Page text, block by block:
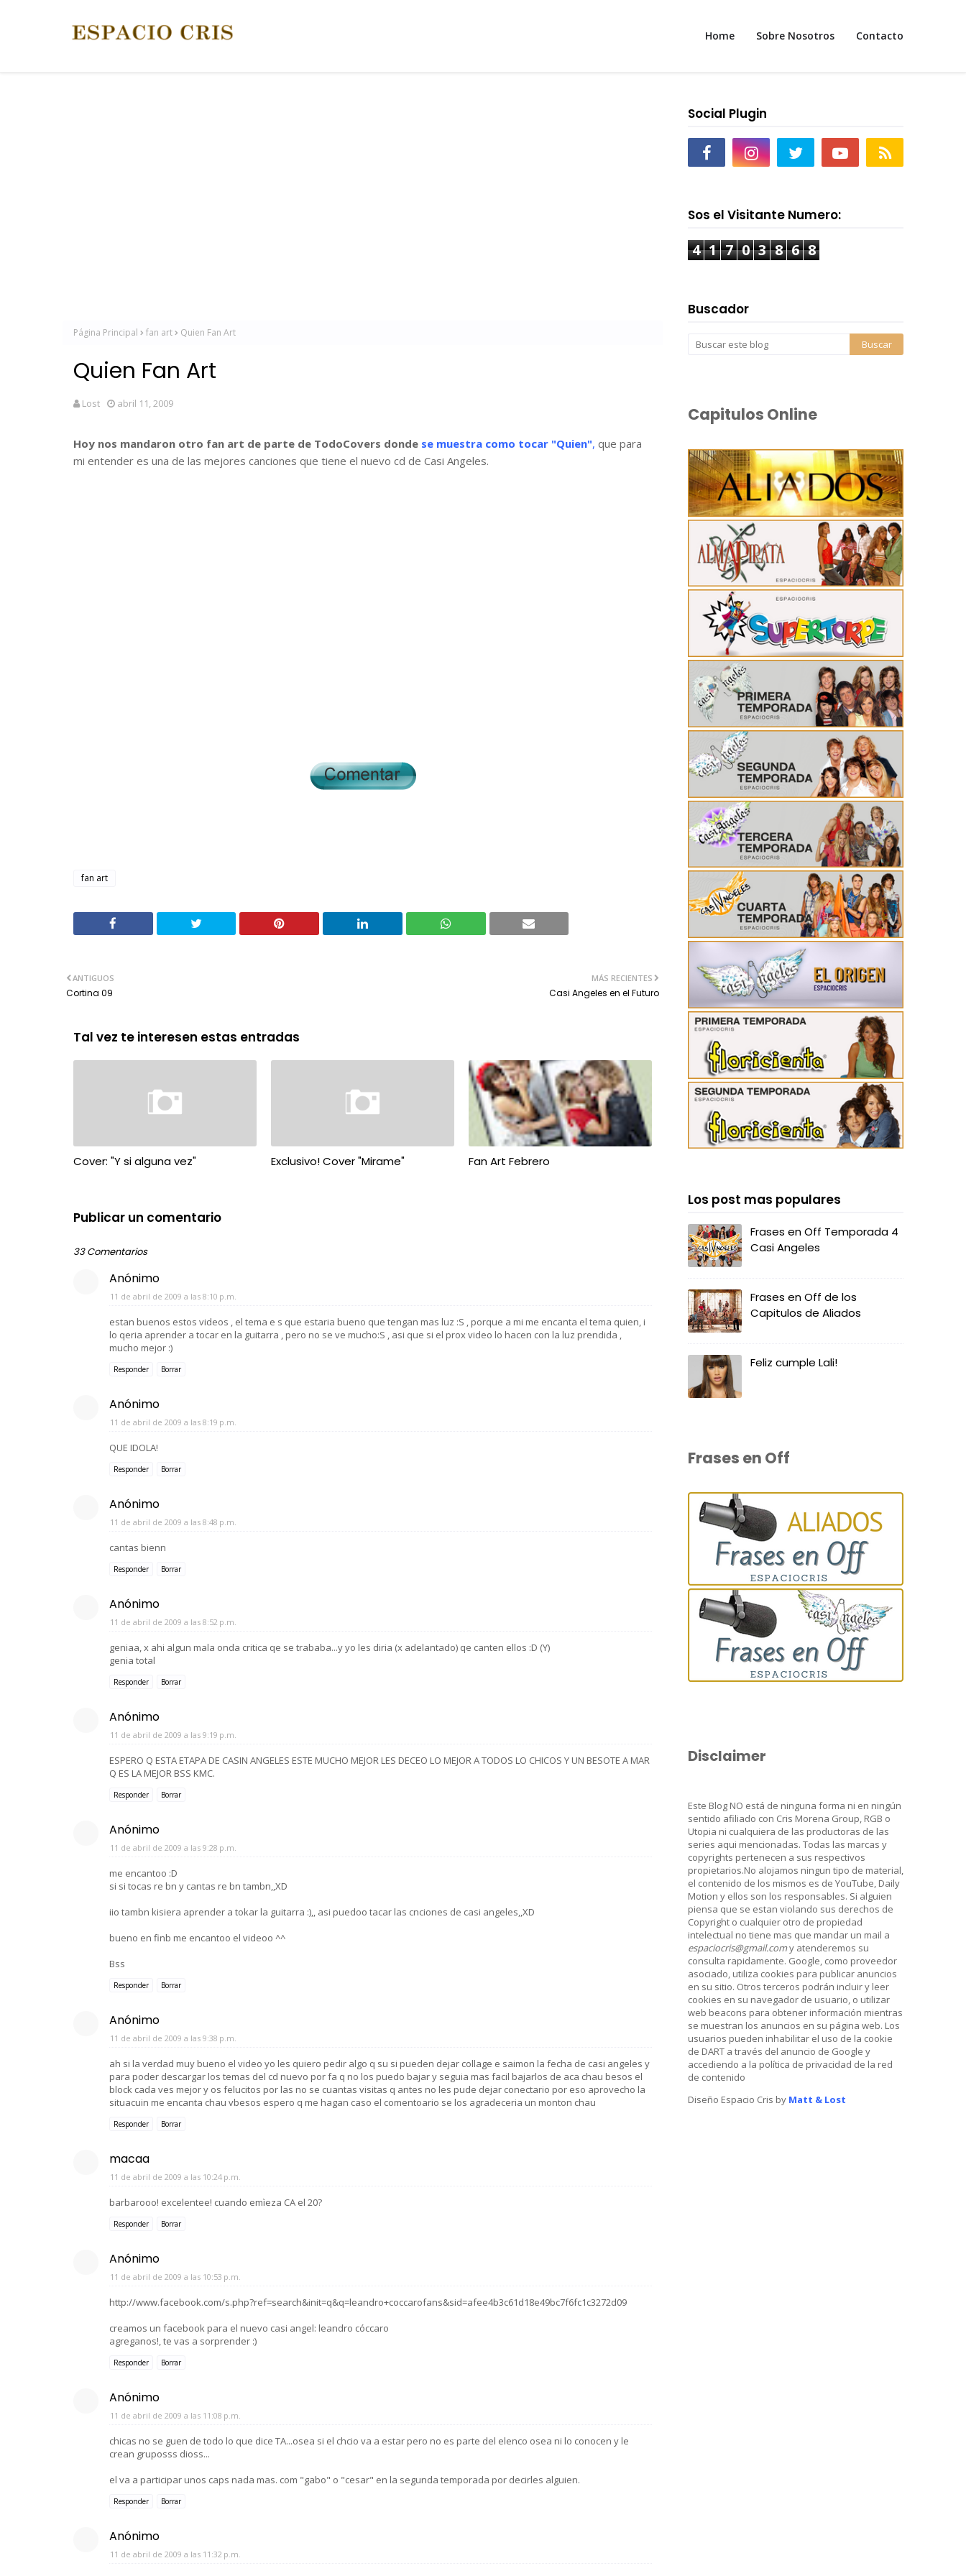
Home Sobre Nosotros Contacto
Página Principal fan art Quien Fan Art
Quien Fan Art
Lost abril 11, 2009
Hoy nos mandaron otro fan art de parte de TodoCovers donde se muestra como tocar "Quien", que para
mi entender es una de las mejores canciones que tiene el nuevo cd de Casi Angeles.
fan art
MÁS RECIENTES
Casi Angeles en el Futuro
ANTIGUOS
Cortina 09
Tal vez te interesen estas entradas
Cover: "Y si alguna vez" Exclusivo! Cover "Mirame" Fan Art Febrero
Publicar un comentario
33 Comentarios
Anónimo
11 de abril de 2009 a las 8:10 p.m.
estan buenos estos videos , el tema e s que estaria bueno que tengan mas luz :S , porque a mi me encanta el tema quien, i
lo qeria aprender a tocar en la guitarra , pero no se ve mucho:S , asi que si el prox video lo hacen con la luz prendida ,
mucho mejor :)
Responder Borrar
Anónimo
11 de abril de 2009 a las 8:19 p.m.
QUE IDOLA!
Responder Borrar
Anónimo
11 de abril de 2009 a las 8:48 p.m.
cantas bienn
Responder Borrar
Anónimo
11 de abril de 2009 a las 8:52 p.m.
geniaa, x ahi algun mala onda critica qe se trababa...y yo les diria (x adelantado) qe canten ellos :D (Y)
genia total
Responder Borrar
Anónimo
11 de abril de 2009 a las 9:19 p.m.
ESPERO Q ESTA ETAPA DE CASIN ANGELES ESTE MUCHO MEJOR LES DECEO LO MEJOR A TODOS LO CHICOS Y UN BESOTE A MAR
Q ES LA MEJOR BSS KMC.
Responder Borrar
Anónimo
11 de abril de 2009 a las 9:28 p.m.
me encantoo :D
si si tocas re bn y cantas re bn tambn,,XD
iio tambn kisiera aprender a tokar la guitarra :),, asi puedoo tacar las cnciones de casi angeles,,XD
bueno en finb me encantoo el videoo ^^
Bss
Responder Borrar
Anónimo
11 de abril de 2009 a las 9:38 p.m.
ah si la verdad muy bueno el video yo les quiero pedir algo q su si pueden dejar collage e saimon la fecha de casi angeles y
para poder descargar los temas del cd nuevo por fa q no los puedo bajar y seguia mas facil bajarlos de aca chau besos el
block cada ves mejor y os felucitos por las no se cuantas visitas q antes no les pude dejar conectario por eso aprovecho la
situacuin me encanta chau vbesos espero q me hagan caso el comentoario se los agradeceria un monton chau
Responder Borrar
macaa
11 de abril de 2009 a las 10:24 p.m.
barbarooo! excelentee! cuando emìeza CA el 20?
Responder Borrar
Anónimo
11 de abril de 2009 a las 10:53 p.m.
http://www.facebook.com/s.php?ref=search&init=q&q=leandro+coccarofans&sid=afee4b3c61d18e49bc7f6fc1c3272d09
creamos un facebook para el nuevo casi angel: leandro cóccaro
agreganos!, te vas a sorprender :)
Responder Borrar
Anónimo
11 de abril de 2009 a las 11:08 p.m.
chicas no se guen de todo lo que dice TA...osea si el chcio va a estar pero no es parte del elenco osea ni lo conocen y le
crean gruposss dioss...
el va a participar unos caps nada mas. com "gabo" o "cesar" en la segunda temporada por decirles alguien.
Responder Borrar
Anónimo
11 de abril de 2009 a las 11:32 p.m.
Social Plugin
Sos el Visitante Numero:
4 1 7 0 3 8 6 8
Buscador
Capitulos Online
Los post mas populares
Frases en Off Temporada 4
Casi Angeles
Frases en Off de los
Capitulos de Aliados
Feliz cumple Lali!
Frases en Off
Disclaimer
Este Blog NO está de ninguna forma ni en ningún
sentido afiliado con Cris Morena Group, RGB o
Utopia ni cualquiera de las productoras de las
series aqui mencionadas. Todas las marcas y
copyrights pertenecen a sus respectivos
propietarios.No alojamos ningun tipo de material,
el contenido de los mismos es de YouTube, Daily
Motion y ellos son los responsables. Si alguien
piensa que se estan violando sus derechos de
Copyright o cualquier otro de propiedad
intelectual no tiene mas que mandar un mail a
espaciocris@gmail.comy atenderemos su
consulta rapidamente. Google, como proveedor
asociado, utiliza cookies para publicar anuncios
en su sitio. Otros terceros podrán incluir y leer
cookies en su navegador de usuario, o utilizar
web beacons para obtener información mientras
se muestran los anuncios en su página web. Los
usuarios pueden inhabilitar el uso de la cookie
de DART a través del anuncio de Google y
accediendo a la política de privacidad de la red
de contenido
Diseño Espacio Cris by Matt & Lost